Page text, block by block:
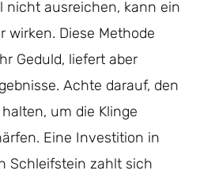
nicht ausreichen, kann ein
wirken. Diese Methode
Geduld, liefert aber
Achte darauf, den
um die Klinge
Eine Investition in
Schleifstein zahlt sich